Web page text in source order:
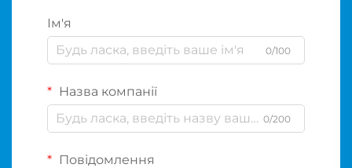
Ім'я
0/100
Назва компанії
0/200
Повідомлення